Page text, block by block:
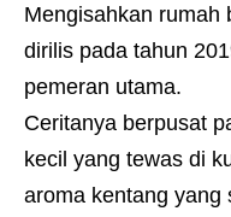
Mengisahkan rumah
dirilis pada tahun
pemeran utama.
Ceritanya berpusat
kecil yang tewas di
aroma kentang yang